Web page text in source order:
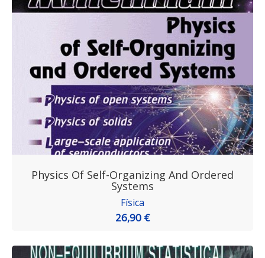
Physics Of Self-Organizing And Ordered
Systems
Física
26,90 €